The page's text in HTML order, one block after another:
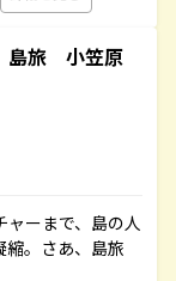
島旅 小笠原
ャーまで、島の人
縮。さあ、島旅